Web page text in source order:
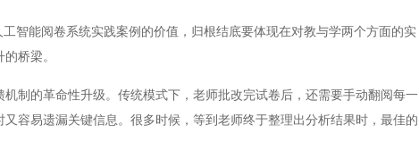
能阅卷系统实践案例的价值，归根结底要体现在对教与学两个方面的实
桥梁。
的革命性升级。传统模式下，老师批改完试卷后，还需要手动翻阅每一
容易遗漏关键信息。很多时候，等到老师终于整理出分析结果时，最佳的